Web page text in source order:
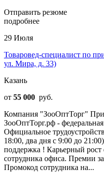
Отправить резюме
подробнее
29 Июля
Товаровед-специалист по
ул. Мира, д. 33)
Казань
от 55 000 руб.
Компания "ЗооОптТорг"
ЗооОптТорг.рф -
Официальное
18:00, два дня с 9:00 до
поддержка ! Карьерный
сотрудника офиса. Премии
Промокод сотрудника на...